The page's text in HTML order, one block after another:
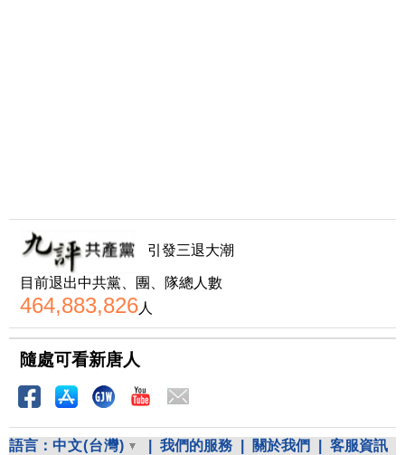
引發三退大潮
目前退出中共黨、團、隊總人數
464,883,826人
隨處可看新唐人
語言： 中文(台灣) 我們的服務 關於我們 客服資訊